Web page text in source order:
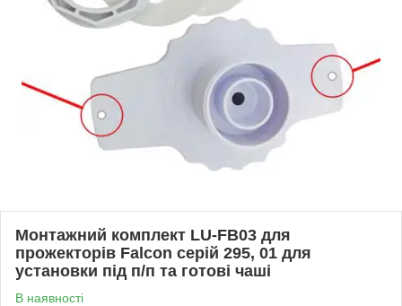
Монтажний комплект LU-FB03 для
прожекторів Falcon серій 295, 01 для
установки під п/п та готові чаші
В наявності